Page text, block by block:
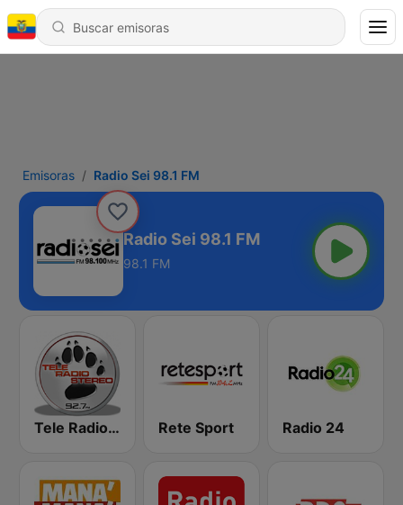
Emisoras Radio Sei 98.1 FM
Radio Sei 98.1 FM
98.1 FM
Tele Radio Stereo Rete Sport Radio 24